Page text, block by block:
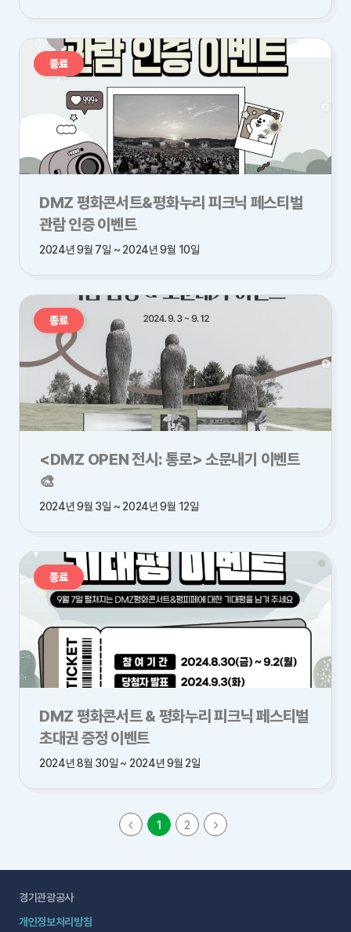
종료
DMZ 평화콘서트&평화누리 피크닉 페스티벌
관람 인증 이벤트
2024년 9월 7일 ~ 2024년 9월 10일
종료
<DMZ OPEN 전시: 통로> 소문내기 이벤트
🎨
2024년 9월 3일 ~ 2024년 9월 12일
종료
DMZ 평화콘서트 & 평화누리 피크닉 페스티벌
초대권 증정 이벤트
2024년 8월 30일 ~ 2024년 9월 2일
1 2
경기관광공사
개인정보처리방침